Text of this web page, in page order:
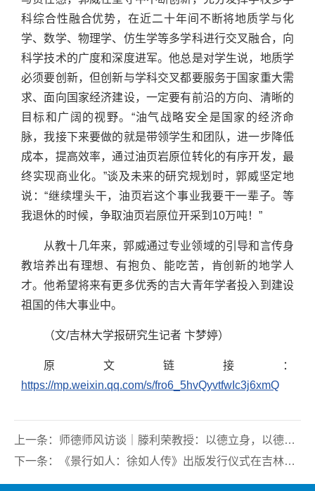
科综合性融合优势，在近二十年间不断将地质学与化
学、数学、物理学、仿生学等多学科进行交叉融合，向
科学技术的广度和深度进军。他总是对学生说，地质学
必须要创新，但创新与学科交叉都要服务于国家重大需
求、面向国家经济建设，一定要有前沿的方向、清晰的
目标和广阔的视野。“油气战略安全是国家的经济命
脉，我接下来要做的就是带领学生和团队，进一步降低
成本，提高效率，通过油页岩原位转化的有序开发，最
终实现商业化。”谈及未来的研究规划时，郭威坚定地
说：“继续埋头干，油页岩这个事业我要干一辈子。等
我退休的时候，争取油页岩原位开采到10万吨！”
从教十几年来，郭威通过专业领域的引导和言传身
教培养出有理想、有抱负、能吃苦，肯创新的地学人
才。他希望将来有更多优秀的吉大青年学者投入到建设
祖国的伟大事业中。
（文/吉林大学报研究生记者 卞梦婷）
原文链接：
https://mp.weixin.qq.com/s/fro6_5hvQyvtfwIc3j6xmQ
上一条： 师德师风访谈｜滕利荣教授：以德立身，以德立学，以德施教，打造守正奉献的师德师风
下一条：
《景行如人：徐如人传》出版发行仪式在吉林大学举行